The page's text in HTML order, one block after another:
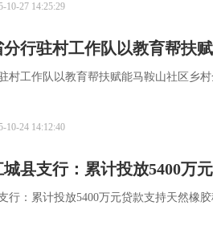
10-27 14:25:29
行驻村工作队以教育帮扶
村工作队以教育帮扶赋能马鞍山社区乡
10-24 14:12:40
县支行：累计投放5400万
行：累计投放5400万元贷款支持天然橡